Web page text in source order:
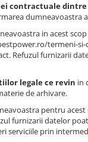
contractuale dintre
dumneavoastra
in acest
termeni-si-
Refuzul furnizarii
legale ce revin in
de arhivare.
pentru
furnizarii datelor
serviciile prin